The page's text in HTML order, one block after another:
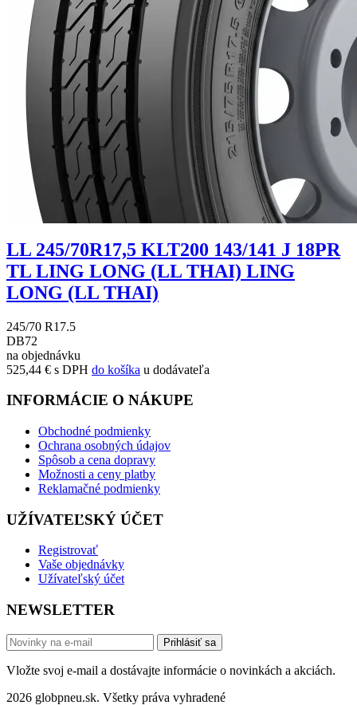
LL 245/70R17,5 KLT200 143/141 J 18PR
TL LING LONG (LL THAI) LING
LONG (LL THAI)
245/70 R17.5
DB72
na objednávku
525,44 € s DPH do košíka u dodávateľa
INFORMÁCIE O NÁKUPE
Obchodné podmienky
Ochrana osobných údajov
Spôsob a cena dopravy
Možnosti a ceny platby
Reklamačné podmienky
UŽÍVATEĽSKÝ ÚČET
Registrovať
Vaše objednávky
Užívateľský účet
NEWSLETTER
Prihlásiť sa
Vložte svoj e-mail a dostávajte informácie o novinkách a akciách.
2026 globpneu.sk. Všetky práva vyhradené